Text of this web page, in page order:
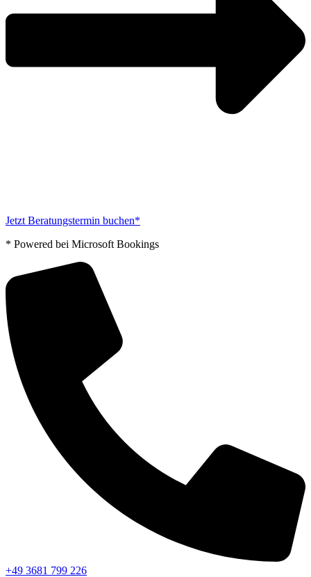
Jetzt Beratungstermin buchen*
* Powered bei Microsoft Bookings
+49 3681 799 226